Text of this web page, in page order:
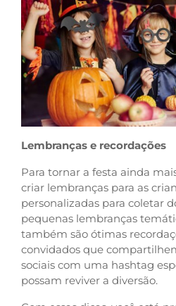
Lembranças e recordações
Para tornar a festa ainda
criar lembranças para as
personalizadas para coletar
pequenas lembranças
também são ótimas
convidados que
sociais com uma hashtag
possam reviver a diversão.